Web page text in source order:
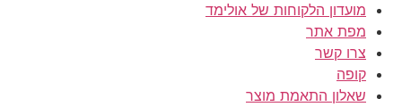
מועדון הלקוחות של אולימד
מפת אתר
צרו קשר
קופה
שאלון התאמת מוצר